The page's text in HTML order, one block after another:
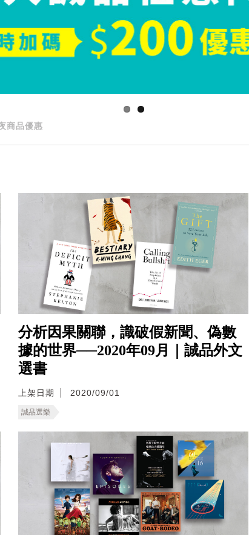
商品優惠
分析因果關聯，識破假新聞、偽數
據的世界──2020年09月｜誠品外文
選書
上架日期 2020/09/01
誠品選樂